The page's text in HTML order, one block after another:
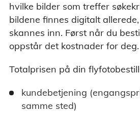
hvilke bilder som treffer
bildene finnes digitalt
skannes inn. Først når du
oppstår det kostnader for deg.
Totalprisen på din
kundebetjening
samme sted)